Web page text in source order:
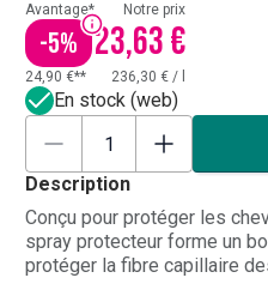
Avantage*
-5%
Notre prix
23,63 €
24,90 €** 236,30 € /
En stock (web)
Description
Conçu pour protéger les
spray protecteur forme un
protéger la fibre capillaire